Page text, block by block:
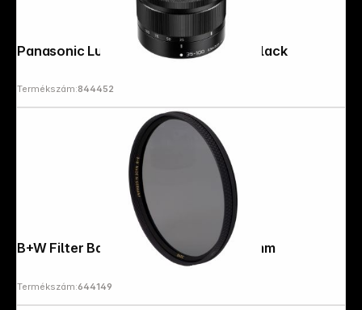
Panasonic Lumix 4-5,6/35-100 G OIS black
Termékszám:844452
B+W Filter Basic Pol Circular MRC 72mm
Termékszám:644149